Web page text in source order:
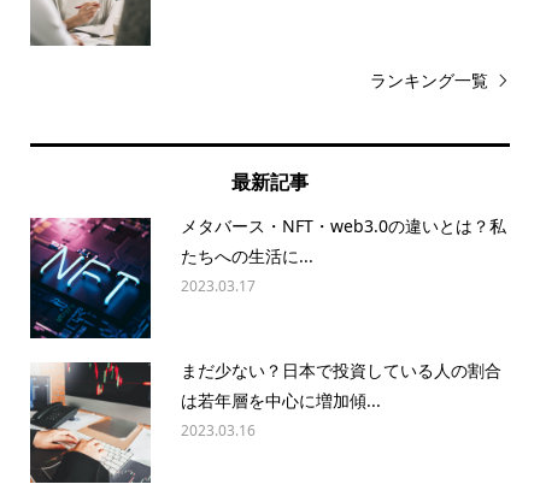
ランキング一覧
最新記事
メタバース・NFT・web3.0の違いとは？私
たちへの生活に...
2023.03.17
まだ少ない？日本で投資している人の割合
は若年層を中心に増加傾...
2023.03.16